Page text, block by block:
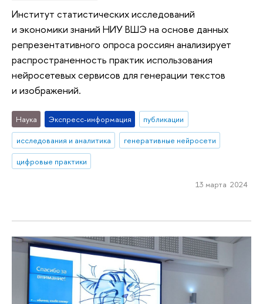
Институт статистических исследований
и экономики знаний НИУ ВШЭ на основе данных
репрезентативного опроса россиян анализирует
распространенность практик использования
нейросетевых сервисов для генерации текстов
и изображений.
Наука Экспресс-информация
публикации
исследования и аналитика
генеративные нейросети
цифровые практики
13 марта 2024